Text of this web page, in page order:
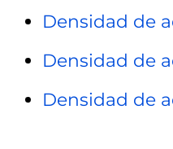
Densidad de
Densidad de
Densidad de